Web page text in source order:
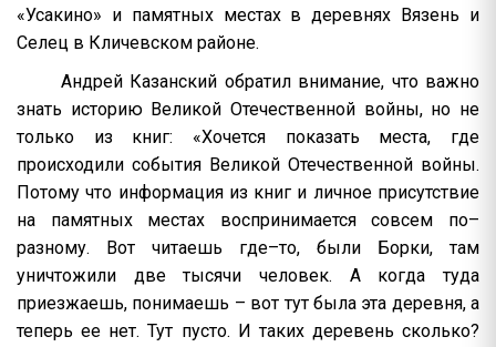
«Усакино» и памятных местах в деревнях Вязень и
Селец в Кличевском районе.
Андрей Казанский обратил внимание, что важно
знать историю Великой Отечественной войны, но не
только из книг: «Хочется показать места, где
происходили события Великой Отечественной войны.
Потому что информация из книг и личное присутствие
на памятных местах воспринимается совсем по–
разному. Вот читаешь где–то, были Борки, там
уничтожили две тысячи человек. А когда туда
приезжаешь, понимаешь – вот тут была эта деревня, а
теперь ее нет. Тут пусто. И таких деревень сколько?